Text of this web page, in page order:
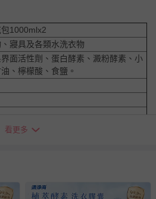
1000mlx2
寢具及各類水洗衣物
面活性劑、蛋白酵素、澱粉酵素、小
、檸檬酸、食鹽。
請暫時停止使用。
看更多